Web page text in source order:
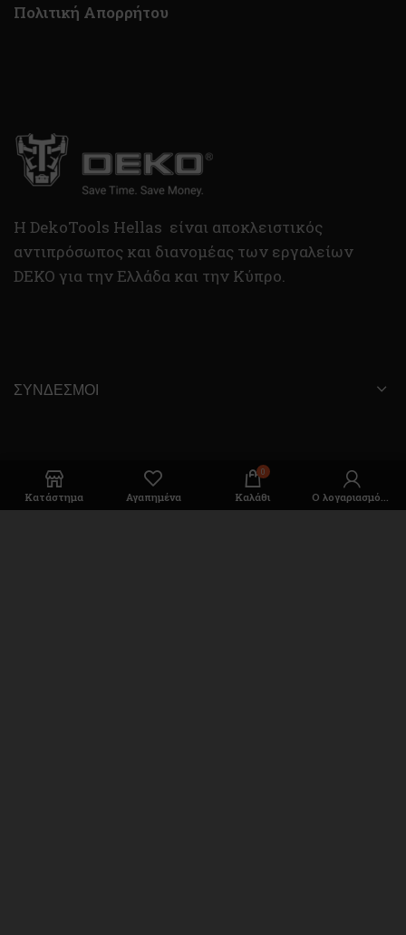
Πολιτική Απορρήτου
H DekoTools Hellas είναι αποκλειστικός
αντιπρόσωπος και διανομέας των εργαλείων
DEKO για την Ελλάδα και την Κύπρο.
ΣΎΝΔΕΣΜΟΙ
Διεύθυνση
Μαλεσίνα Φθιώτιδας Τ.Κ. 35001
Κατάστημα Αγαπημένα
0
Καλάθι Ο λογαριασμός μου